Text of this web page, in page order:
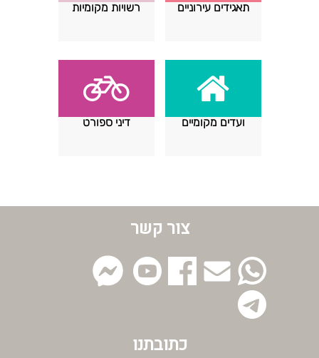
תאגידים עירוניים רשויות מקומיות
ועדים מקומיים דיני ספורט
צור קשר
כתובתנו